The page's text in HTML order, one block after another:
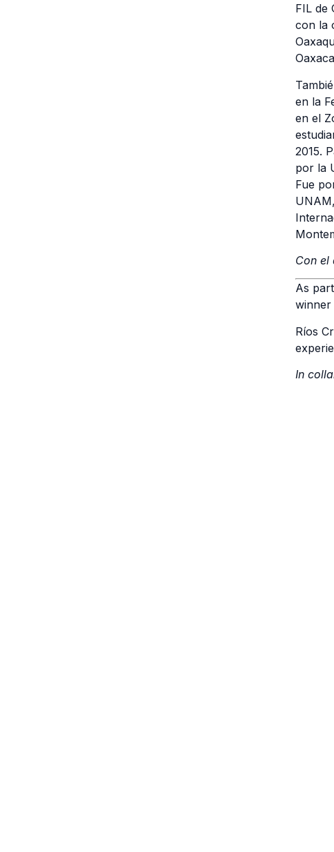
FIL de
con la
en la
en el
2015.
por la
Fue
Con el
As
winner
Ríos
In